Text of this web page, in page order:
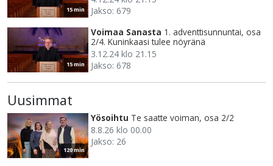
15 min
Jakso: 679
15 min
Voimaa Sanasta 1. adventtisunnuntai, osa
2/4. Kuninkaasi tulee nöyränä
3.12.24 klo 21.15
Jakso: 678
Uusimmat
120 min
Yösoihtu Te saatte voiman, osa 2/2
8.8.26 klo 00.00
Jakso: 26